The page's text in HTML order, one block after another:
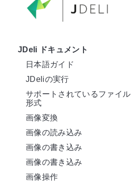
JDeli ドキュメント
日本語ガイド
JDeliの実行
サポートされているファイル
形式
画像変換
画像の読み込み
画像の書き込み
画像の書き込み
画像操作